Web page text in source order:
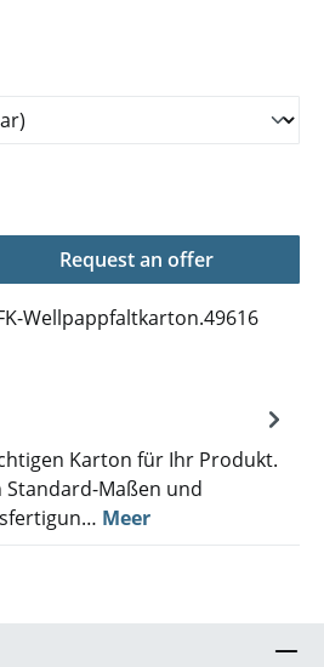
Voer de gewenste
Request an offer
Wellpappfaltkarton.49616
Karton für Ihr Produkt.
Maßen und
Meer